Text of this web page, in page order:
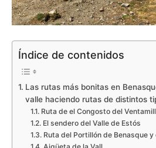
Índice de contenidos
Las rutas más bonitas en
valle haciendo rutas de distintos
Ruta de el Congosto del
El sendero del Valle de Estós
Ruta del Portillón de Benasque